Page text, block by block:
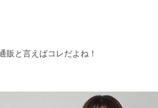
販と言えばコレだよね！